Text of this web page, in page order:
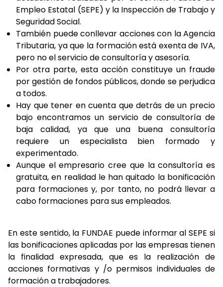
Empleo Estatal (SEPE) y la Inspección de Trabajo y
Seguridad Social.
También puede conllevar acciones con la Agencia
Tributaria, ya que la formación está exenta de IVA,
pero no el servicio de consultoría y asesoría.
Por otra parte, esta acción constituye un fraude
por gestión de fondos públicos, donde se perjudica
a todos.
Hay que tener en cuenta que detrás de un precio
bajo encontramos un servicio de consultoría de
baja calidad, ya que una buena consultoría
requiere un especialista bien formado y
experimentado.
Aunque el empresario cree que la consultoría es
gratuita, en realidad le han quitado la bonificación
para formaciones y, por tanto, no podrá llevar a
cabo formaciones para sus empleados.
En este sentido, la FUNDAE puede informar al SEPE si
las bonificaciones aplicadas por las empresas tienen
la finalidad expresada, que es la realización de
acciones formativas y /o permisos individuales de
formación a trabajadores.